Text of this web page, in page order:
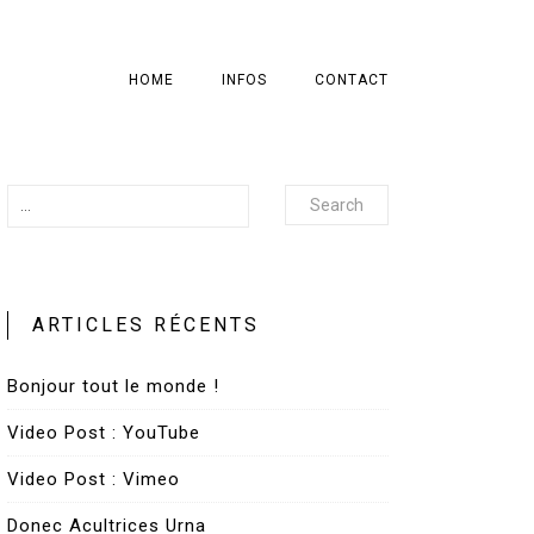
HOME INFOS CONTACT
Search
ARTICLES RÉCENTS
Bonjour tout le monde !
Video Post : YouTube
Video Post : Vimeo
Donec Acultrices Urna